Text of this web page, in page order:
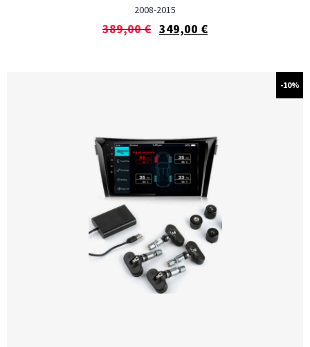
2008-2015
389,00€ 349,00 €
-10%